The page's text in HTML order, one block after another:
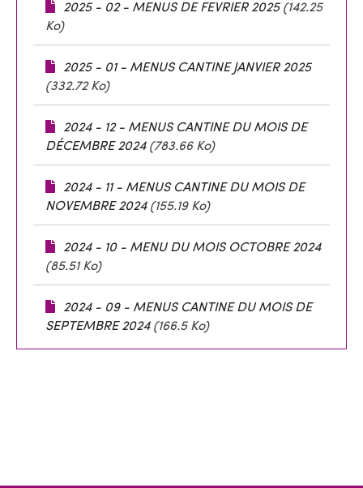
2025 - 02 - MENUS DE FEVRIER 2025(142.25
Ko)
2025 - 01 - MENUS CANTINE JANVIER 2025
(332.72 Ko)
2024 - 12 - MENUS CANTINE DU MOIS DE
DÉCEMBRE 2024(783.66 Ko)
2024 - 11 - MENUS CANTINE DU MOIS DE
NOVEMBRE 2024(155.19 Ko)
2024 - 10 - MENU DU MOIS OCTOBRE 2024
(85.51 Ko)
2024 - 09 - MENUS CANTINE DU MOIS DE
SEPTEMBRE 2024(166.5 Ko)